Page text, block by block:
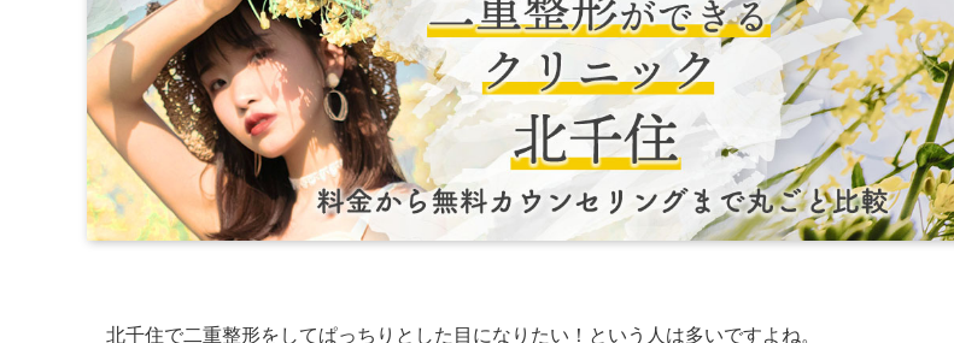
北千住で二重整形をしてぱっちりとした目になりたい！という人は多いですよね。